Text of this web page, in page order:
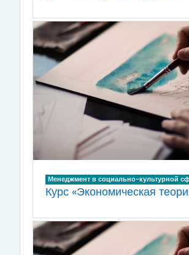
Менеджмент в социально-культурной
Курс «Экономическая